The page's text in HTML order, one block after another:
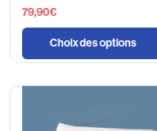
79,90€
Choix des options